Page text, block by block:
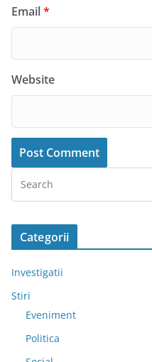
Email*
Website
Categorii
Investigatii
Stiri
Eveniment
Politica